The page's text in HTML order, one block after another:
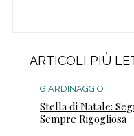
ARTICOLI PIÙ
GIARDINAGGIO
Stella di Natale:
Sempre Rigogliosa